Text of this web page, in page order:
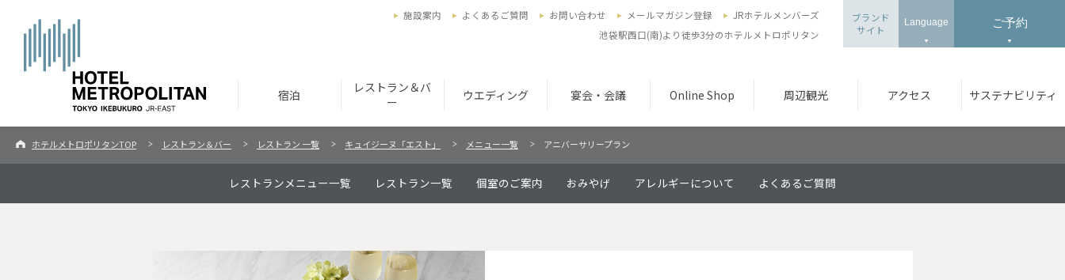
宿泊
レストラン＆バ
ー
ウエディング 宴会・会議 Online Shop 周辺観光 アクセス サステナビリティ
施設案内 よくあるご質問 お問い合わせ メールマガジン登録
JRホテルメンバーズ
池袋駅西口(南)より徒歩3分のホテルメトロポリタン
ブランド
サイト
Language ご予約
ホテルメトロポリタンTOP レストラン＆バー レストラン 一覧 キュイジーヌ「エスト」 メニュー一覧 アニバーサリープラン
レストランメニュー一覧 レストラン一覧 個室のご案内 おみやげ アレルギーについて よくあるご質問